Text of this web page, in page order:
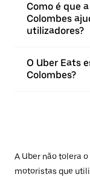
Como é que
Colombes
utilizadores?
O Uber Eats
Colombes?
A Uber não tolera
motoristas que